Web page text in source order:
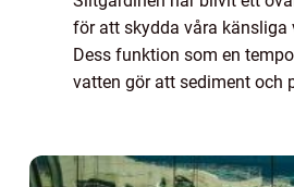
för att skydda våra känsliga
Dess funktion som en
vatten gör att sediment och